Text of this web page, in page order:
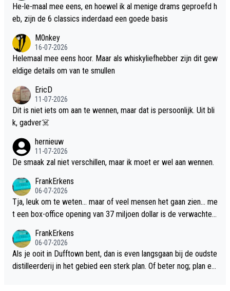
He-le-maal mee eens, en hoewel ik al menige drams geproefd h
eb, zijn de 6 classics inderdaad een goede basis
M0nkey
16-07-2026
Helemaal mee eens hoor. Maar als whiskyliefhebber zijn dit gew
eldige details om van te smullen
EricD
11-07-2026
Dit is niet iets om aan te wennen, maar dat is persoonlijk. Uit bli
k, gadver☠️
hernieuw
11-07-2026
De smaak zal niet verschillen, maar ik moet er wel aan wennen.
FrankErkens
06-07-2026
Tja, leuk om te weten... maar of veel mensen het gaan zien... me
t een box-office opening van 37 miljoen dollar is de verwachte
FrankErkens
06-07-2026
Als je ooit in Dufftown bent, dan is even langsgaan bij de oudste
distilleerderij in het gebied een sterk plan. Of beter nog; plan ee